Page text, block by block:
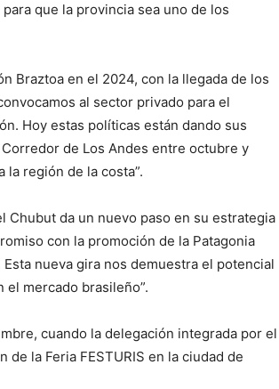
que la provincia sea uno de los
Braztoa en el 2024, con la llegada de los
al sector privado para el
Hoy estas políticas están dando sus
de Los Andes entre octubre y
región de la costa”.
Chubut da un nuevo paso en su estrategia
con la promoción de la Patagonia
nueva gira nos demuestra el potencial
mercado brasileño”.
cuando la delegación integrada por el
la Feria FESTURIS en la ciudad de